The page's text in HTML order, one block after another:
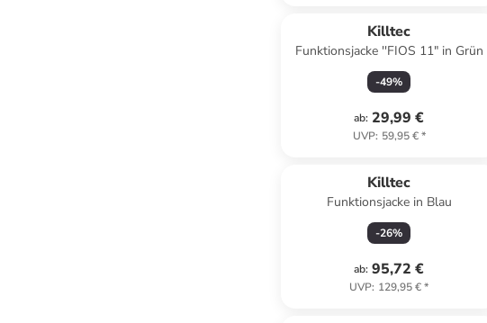
Killtec
Funktionsjacke ''FIOS 11" in Grün
-49%
ab: 29,99 €
UVP: 59,95 €*
Killtec
Funktionsjacke in Blau
-26%
ab: 95,72 €
UVP: 129,95 €*